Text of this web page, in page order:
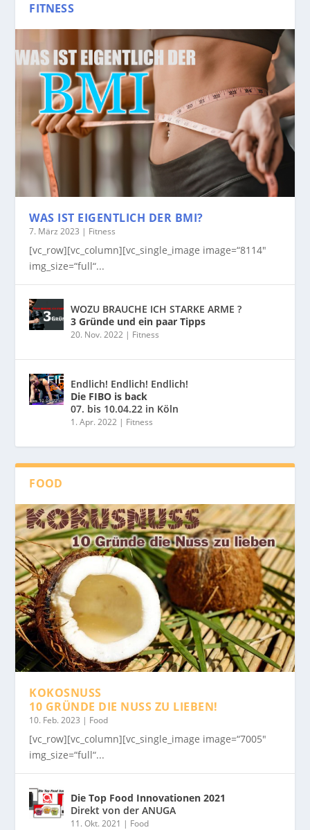
FITNESS
WAS IST EIGENTLICH DER BMI?
7. März 2023 | Fitness
[vc_row][vc_column][vc_single_image image=“8114″
img_size=“full“...
WOZU BRAUCHE ICH STARKE ARME ?
3 Gründe und ein paar Tipps
20. Nov. 2022 | Fitness
Endlich! Endlich! Endlich!
Die FIBO is back
07. bis 10.04.22 in Köln
1. Apr. 2022 | Fitness
FOOD
KOKOSNUSS
10 GRÜNDE DIE NUSS ZU LIEBEN!
10. Feb. 2023 | Food
[vc_row][vc_column][vc_single_image image=“7005″
img_size=“full“...
Die Top Food Innovationen 2021
Direkt von der ANUGA
11. Okt. 2021 | Food